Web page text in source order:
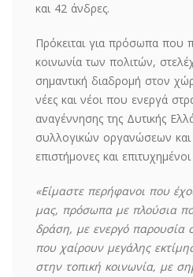
και 42 άνδρες.
Πρόκειται για πρόσωπα που
κοινωνία των πολιτών,
σημαντική διαδρομή στον
νέες και νέοι που ενεργά
αναγέννησης της Δυτικής
συλλογικών οργανώσεων και
επιστήμονες και
«Είμαστε περήφανοι που
μας, πρόσωπα με πλούσια
δράση, με ενεργό παρουσία
που χαίρουν μεγάλης
στην τοπική κοινωνία, με